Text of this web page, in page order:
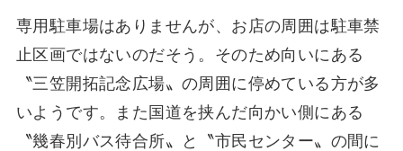
専用駐車場はありませんが、お店の周囲は駐車禁
止区画ではないのだそう。そのため向いにある
〝三笠開拓記念広場〟の周囲に停めている方が多
いようです。また国道を挟んだ向かい側にある
〝幾春別バス待合所〟と〝市民センター〟の間に